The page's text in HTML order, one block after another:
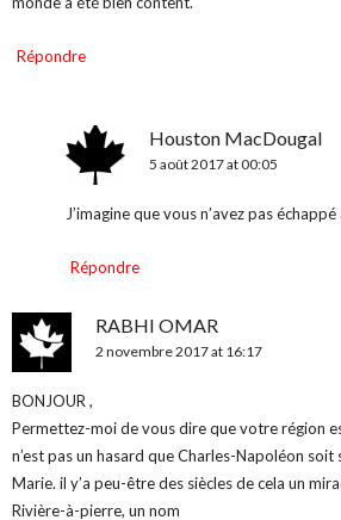
Répondre
Houston MacDougal
5 août 2017 at 00:05
J’imagine que vous n’avez pas
Répondre
RABHI OMAR
2 novembre 2017 at 16:17
BONJOUR ,
Permettez-moi de vous dire que votre région
n’est pas un hasard que Charles-Napoléon soit
Marie. il y’a peu-être des siècles de cela un
Rivière-à-pierre, un nom